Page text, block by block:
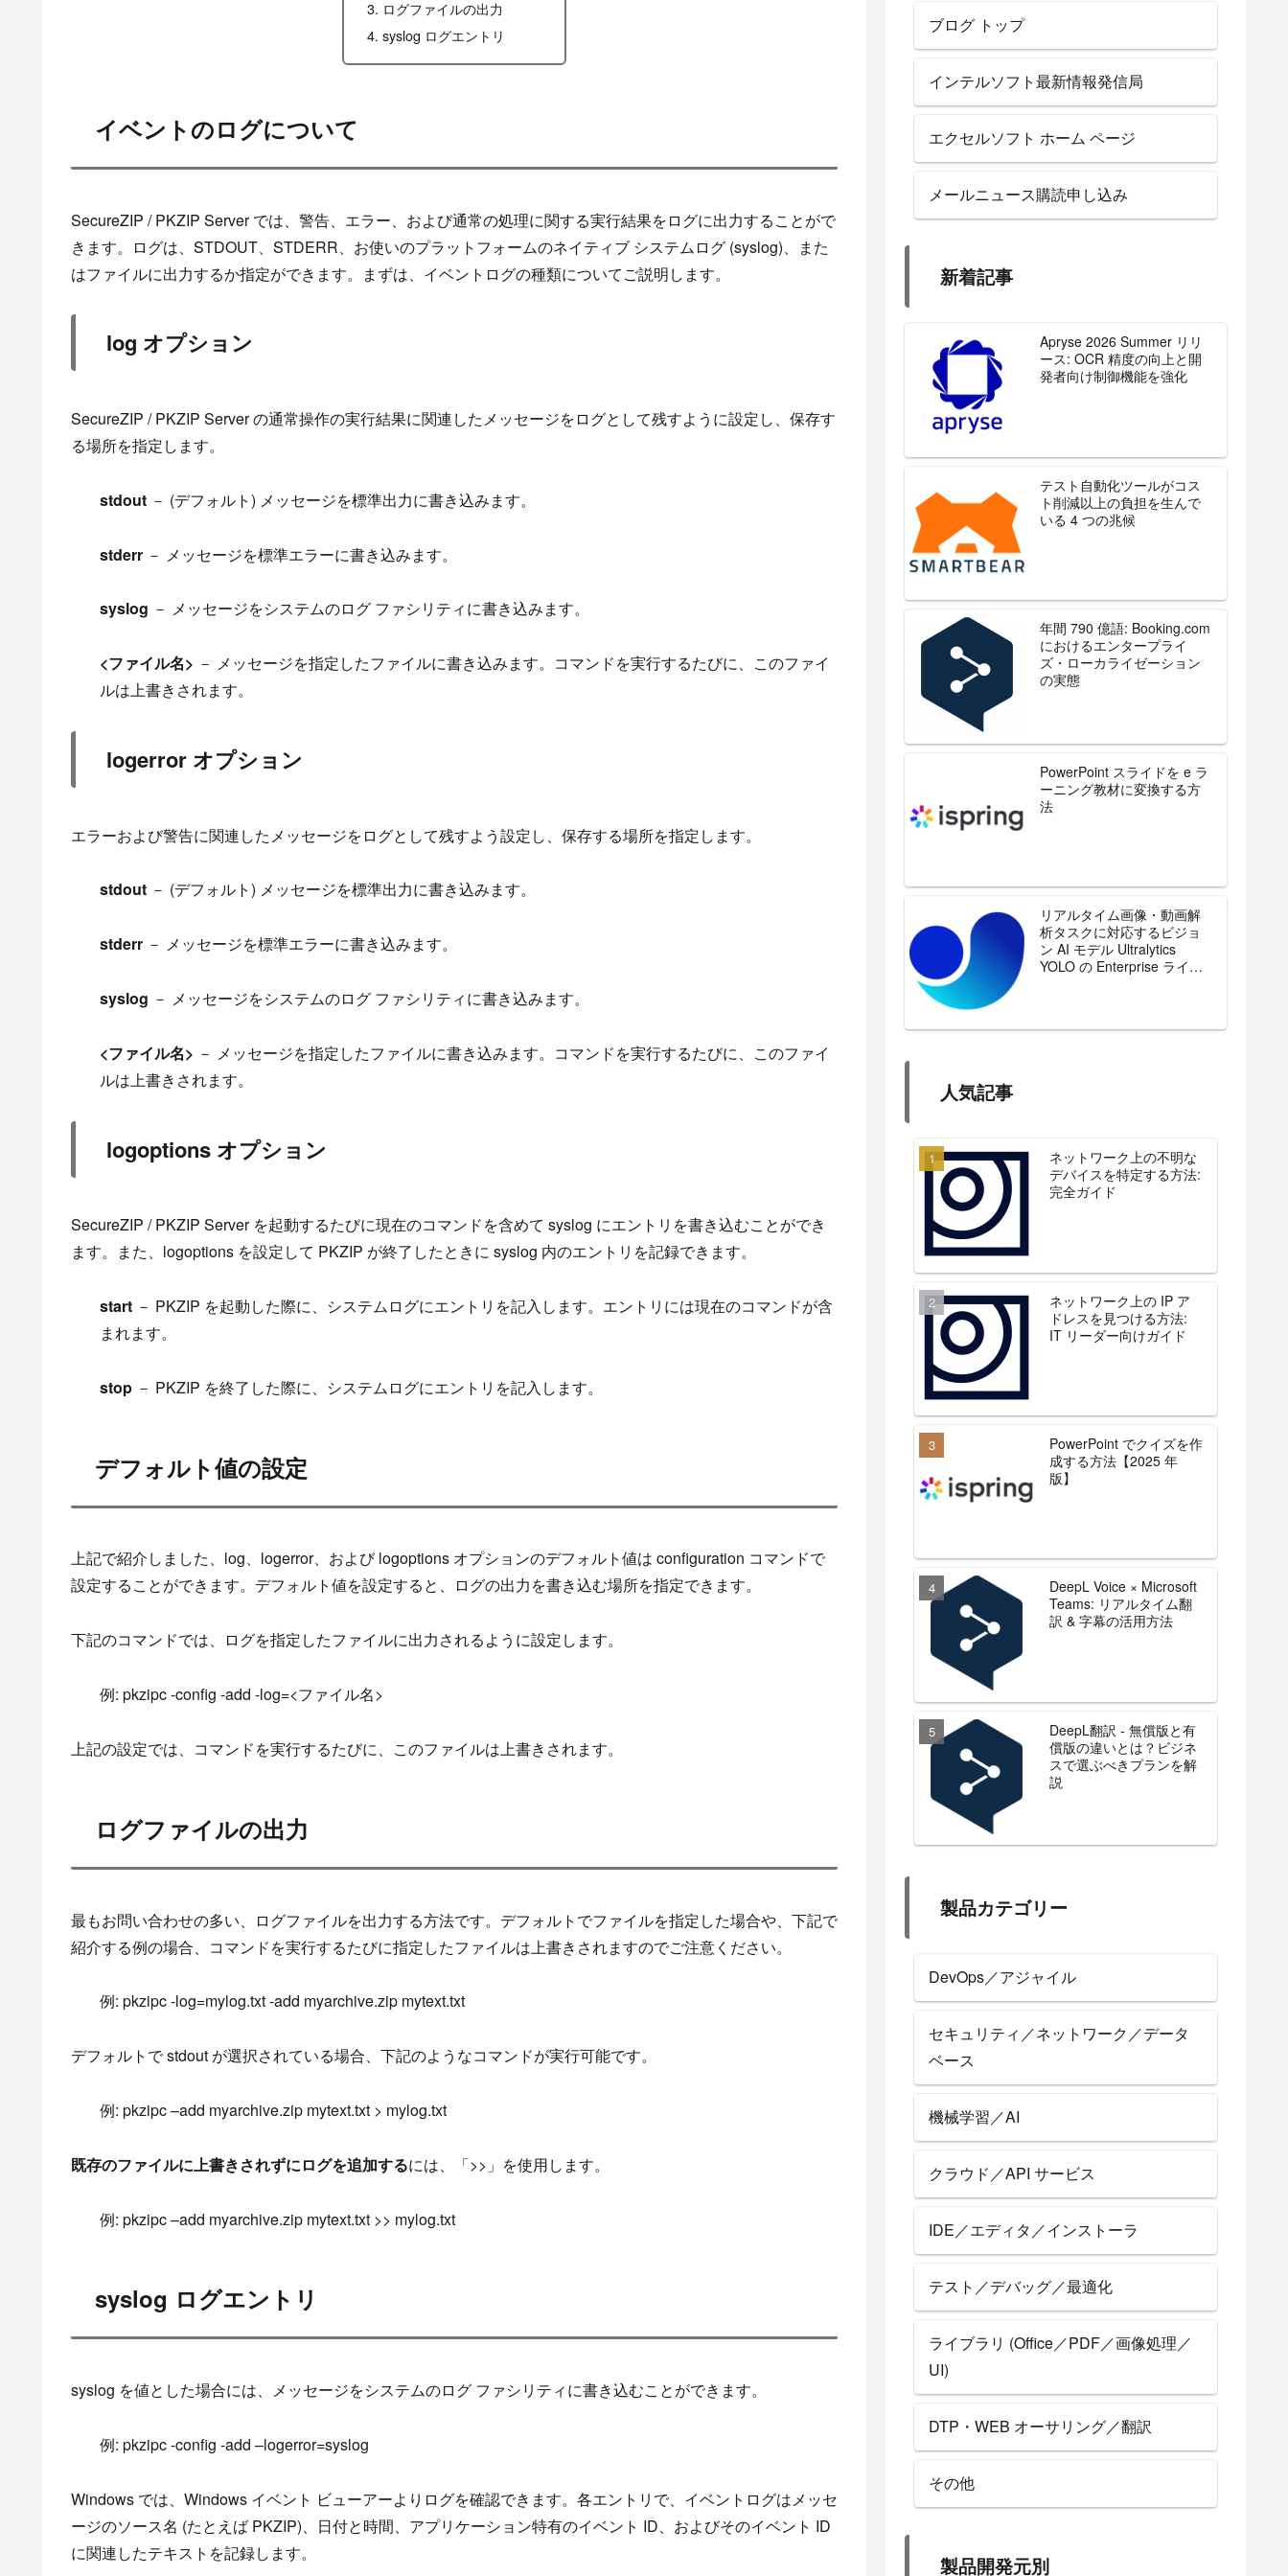
ログファイルの出力
syslog ログエントリ
イベントのログについて
SecureZIP / PKZIP Serverでは、 警告、エラー、および通常の処理に関する実行結果をログに出力することがで
きます。
ログは、STDOUT、STDERR、お使いのプラットフォームのネイティブ システムログ (syslog)、また
はファイルに出力するか指定ができます。
まずは、イベントログの種類についてご説明します。
log オプション
SecureZIP /PKZIP Serverの通常操作の実行結果に関連したメッセージをログとして残すように設定し、保存す
る場所を指定します。
stdout － (デフォルト) メッセージを標準出力に書き込みます。
stderr － メッセージを標準エラーに書き込みます。
syslog － メッセージをシステムのログ ファシリティに書き込みます。
<ファイル名> － メッセージを指定したファイルに書き込みます。コマンドを実行するたびに、このファイ
ルは上書きされます。
logerror オプション
エラーおよび警告に関連したメッセージをログとして残すよう設定し、保存する場所を指定します。
stdout － (デフォルト) メッセージを標準出力に書き込みます。
stderr － メッセージを標準エラーに書き込みます。
syslog － メッセージをシステムのログ ファシリティに書き込みます。
<ファイル名> － メッセージを指定したファイルに書き込みます。コマンドを実行するたびに、このファイ
ルは上書きされます。
logoptions オプション
SecureZIP / PKZIP Server を起動するたびに現在のコマンドを含めて syslog にエントリを書き込むことができ
ます。また、 logoptions を設定して PKZIP が終了したときに syslog 内のエントリを記録できます。
start － PKZIP を起動した際に、システムログにエントリを記入します。エントリには現在のコマンドが含
まれます。
stop － PKZIP を終了した際に、システムログにエントリを記入します。
デフォルト値の設定
上記で紹介しま した、 log、 logerror、およびlogoptions オプションのデフォルト値は configuration コマンドで
設定することができます。 デフォルト値を設定すると、 ログの出力を書き込む場所を指定できます。
下記のコマンドでは、ログを指定したファイルに出力されるように設定します。
例: pkzipc-config -add -log=<ファイル名>
上記の設定では、 コマンドを実行するたびに、このファイルは上書きされます。
ログファイルの出力
最もお問い合わせの多い、 ログファイルを出力する方法です。 デフォルト でファイルを指定した場合や
下記で
紹介する例の場合、 コマンドを実行するたびに指定したファイルは 上書きされますのでご注意ください。
例: pkzipc-log=mylog.txt -add myarchive.zip mytext.txt
デフォルトでstdout が選択されている場合、 下記のようなコマンドが実行可能です。
例: pkzipc–add myarchive.zip mytext.txt > mylog.txt
既存のファイルに上書きされずにログを追加するには、「>> 」を使用します。
例: pkzipc–add myarchive.zip mytext.txt >> mylog.txt
syslog ログエントリ
syslog を値とした場合には、 メッセージをシステムのログ ファシリティに書き込むことができ ます。
例: pkzipc-config -add –logerror=syslog
Windows では、 Windows イベント ビューアーよりログを確認できます。 各エントリで、イベントログはメッセ
ージのソース名 (たとえば PKZIP)、日付と時間、アプリケーション特有のイベント ID、およびそのイベント ID
に関連したテキストを記録します。
ブログ トップ
インテルソフト最新情報発信局
エクセルソフト ホーム ページ
メールニュース購読申し込み
新着記事
Apryse 2026 Summer リリ
ース: OCR 精度の向上と開
発者向け制御機能を強化
テスト自動化ツールがコス
ト削減以上の負担を生んで
いる 4 つの兆候
年間 790 億語: Booking.com
におけるエンタープライ
ズ・ローカライゼーション
の実態
PowerPoint スライドを e ラ
ーニング教材に変換する方
法
リアルタイム画像・動画解
析タスクに対応するビジョ
ン AI モデル Ultralytics
YOLO の Enterprise ライセ
人気記事
ネットワーク上の不明な
デバイスを特定する方法:
完全ガイド
ネットワーク上の IP ア
ドレスを見つける方法:
IT リーダー向けガイド
PowerPoint でクイズを作
成する方法【2025 年
版】
DeepL Voice × Microsoft
Teams: リアルタイム翻
訳 & 字幕の活用方法
DeepL翻訳 - 無償版と有
償版の違いとは？ビジネ
スで選ぶべきプランを解
説
製品カテゴリー
DevOps／アジャイル
セキュリティ／ネットワーク／データ
ベース
機械学習／AI
クラウド／API サービス
IDE／エディタ／インストーラ
テスト／デバッグ／最適化
ライブラリ (Office／PDF／画像処理／
UI)
DTP・WEB オーサリング／翻訳
その他
製品開発元別